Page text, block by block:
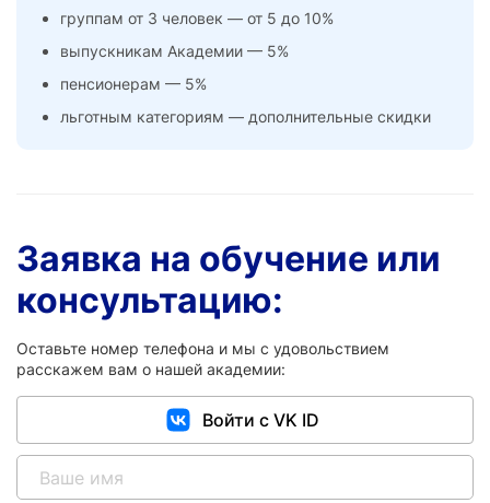
группам от 3 человек — от 5 до 10%
выпускникам Академии — 5%
пенсионерам — 5%
льготным категориям — дополнительные скидки
Заявка на обучение или
консультацию:
Оставьте номер телефона и мы с удовольствием
расскажем вам о нашей академии:
Войти с VK ID